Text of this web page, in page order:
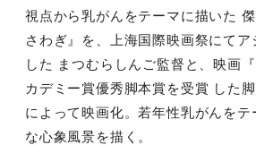
視点から乳がんをテーマに描いた
さわぎ』を、上海国際映画祭にて
した まつむらしんご監督と、映画
カデミー賞優秀脚本賞を受賞 した
によって映画化。若年性乳がんをテ
な⼼象⾵景を描く。